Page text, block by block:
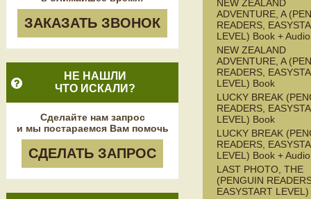
ЗАКАЗАТЬ ЗВОНОК
НЕ НАШЛИ
ЧТО ИСКАЛИ?
Сделайте нам запрос
и мы постараемся Вам помочь
СДЕЛАТЬ ЗАПРОС
NEW ZEALAND
ADVENTURE, A
READERS,
LEVEL) Book +
NEW ZEALAND
ADVENTURE, A
READERS,
LEVEL) Book
LUCKY BREAK
READERS,
LEVEL) Book
LUCKY BREAK
READERS,
LEVEL) Book +
LAST PHOTO, THE
(PENGUIN
EASYSTART